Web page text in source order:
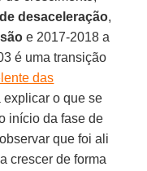
desaceleração,
e 2017-2018 a
é uma transição
das
explicar o que se
início da fase de
que foi ali
crescer de forma